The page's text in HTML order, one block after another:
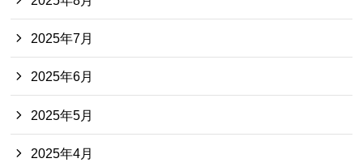
2025年7月
2025年6月
2025年5月
2025年4月